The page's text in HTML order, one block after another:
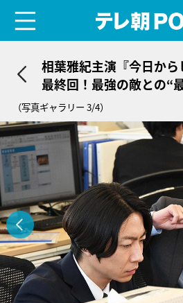
相葉雅紀主演『今日か
最終回！最強の敵との“
（写真ギャラリー 3/4）